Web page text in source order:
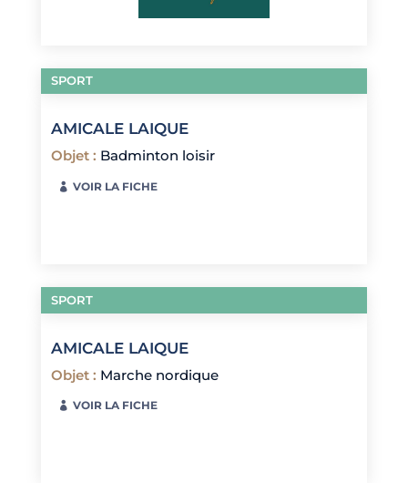
SPORT
AMICALE LAIQUE
Objet : Badminton loisir
VOIR LA FICHE
SPORT
AMICALE LAIQUE
Objet : Marche nordique
VOIR LA FICHE